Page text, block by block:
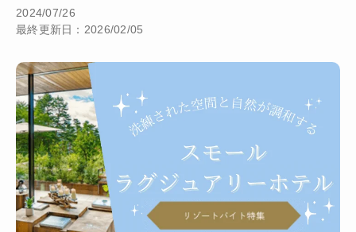
2024/07/26
最終更新日：2026/02/05